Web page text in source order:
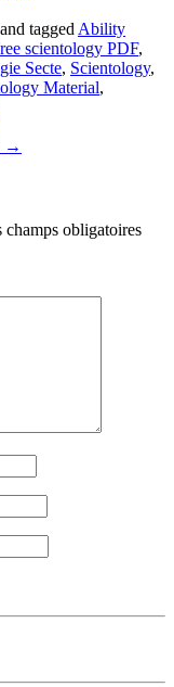
and tagged Ability
scientology PDF,
Secte, Scientology,
Material,
→
champs obligatoires